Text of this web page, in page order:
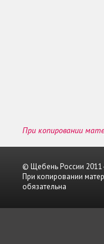
При копировании
© Щебень России
При копировании
обязательна